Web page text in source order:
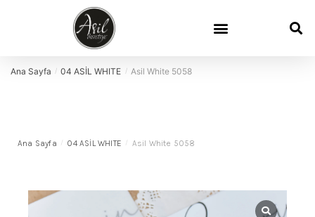
Ana Sayfa / 04 ASİL WHITE / Asil White 5058
Ana Sayfa / 04 ASİL WHITE / Asil White 5058